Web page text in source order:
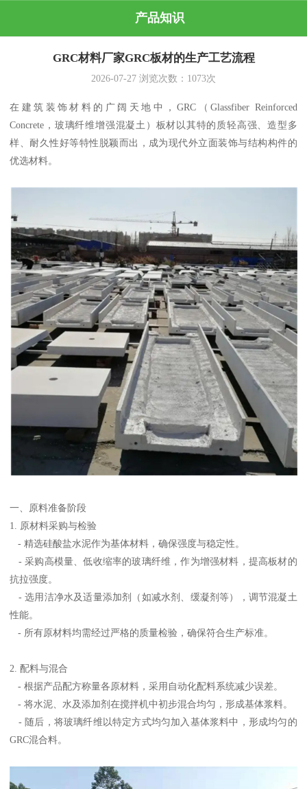
产品知识
GRC材料厂家GRC板材的生产工艺流程
2026-07-27 浏览次数： 1073次
在建筑装饰材料的广阔天地中，GRC（Glassfiber Reinforced
Concrete，玻璃纤维增强混凝土）板材以其特的质轻高强、造型多
样、耐久性好等特性脱颖而出，成为现代外立面装饰与结构构件的
优选材料。
一、原料准备阶段
1. 原材料采购与检验
- 精选硅酸盐水泥作为基体材料，确保强度与稳定性。
- 采购高模量、低收缩率的玻璃纤维，作为增强材料，提高板材的
抗拉强度。
- 选用洁净水及适量添加剂（如减水剂、缓凝剂等），调节混凝土
性能。
- 所有原材料均需经过严格的质量检验，确保符合生产标准。
2. 配料与混合
- 根据产品配方称量各原材料，采用自动化配料系统减少误差。
- 将水泥、水及添加剂在搅拌机中初步混合均匀，形成基体浆料。
- 随后，将玻璃纤维以特定方式均匀加入基体浆料中，形成均匀的
GRC混合料。